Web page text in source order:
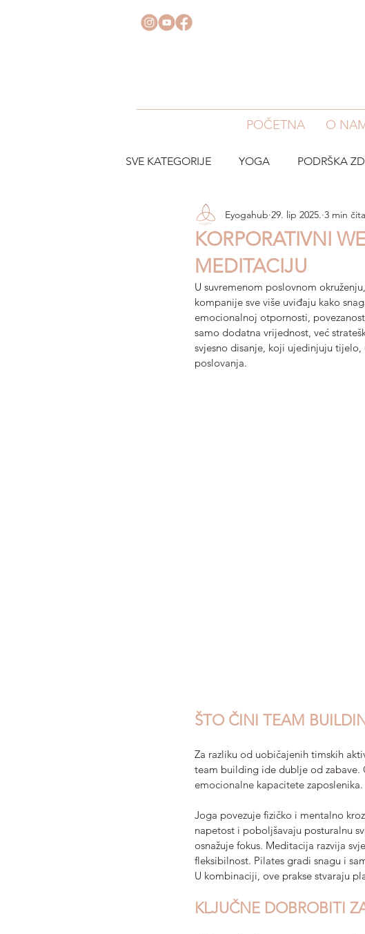
POČETNA O
SVE KATEGORIJE YOGA PODRŠKA
KORPORATIVNI
MEDITACIJU
Eyogahub 29. lip 2025. 3 min
U suvremenom poslovnom
kompanije sve više uviđaju kako
emocionalnoj otpornosti,
samo dodatna vrijednost, već
svjesno disanje, koji ujedinjuju tijelo,
poslovanja.
ŠTO ČINI TEAM
Za razliku od uobičajenih timskih
team building ide dublje od zabave.
emocionalne kapacitete zaposlenika.
Joga povezuje fizičko i mentalno
napetost i poboljšavaju posturalnu
osnažuje fokus. Meditacija razvija
fleksibilnost. Pilates gradi snagu i
U kombinaciji, ove prakse stvaraju
KLJUČNE DOBROBITI